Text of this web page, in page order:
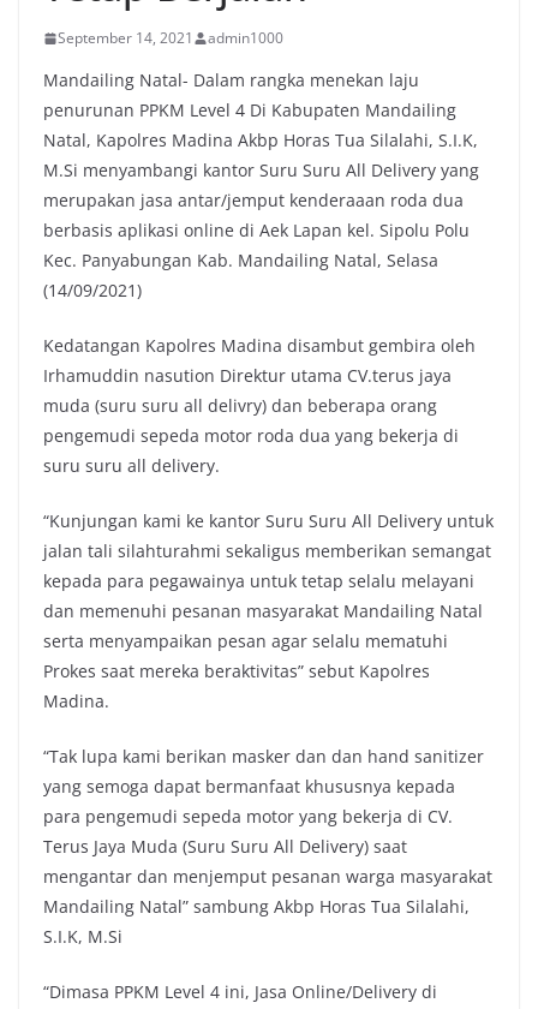
September 14, 2021 admin1000
Mandailing Natal- Dalam rangka menekan laju
penurunan PPKM Level 4 Di Kabupaten Mandailing
Natal, Kapolres Madina Akbp Horas Tua Silalahi, S.I.K,
M.Si menyambangi kantor Suru Suru All Delivery yang
merupakan jasa antar/jemput kenderaaan roda dua
berbasis aplikasi online di Aek Lapan kel. Sipolu Polu
Kec. Panyabungan Kab. Mandailing Natal, Selasa
(14/09/2021)
Kedatangan Kapolres Madina disambut gembira oleh
Irhamuddin nasution Direktur utama CV.terus jaya
muda (suru suru all delivry) dan beberapa orang
pengemudi sepeda motor roda dua yang bekerja di
suru suru all delivery.
“Kunjungan kami ke kantor Suru Suru All Delivery untuk
jalan tali silahturahmi sekaligus memberikan semangat
kepada para pegawainya untuk tetap selalu melayani
dan memenuhi pesanan masyarakat Mandailing Natal
serta menyampaikan pesan agar selalu mematuhi
Prokes saat mereka beraktivitas” sebut Kapolres
Madina.
“Tak lupa kami berikan masker dan dan hand sanitizer
yang semoga dapat bermanfaat khususnya kepada
para pengemudi sepeda motor yang bekerja di CV.
Terus Jaya Muda (Suru Suru All Delivery) saat
mengantar dan menjemput pesanan warga masyarakat
Mandailing Natal” sambung Akbp Horas Tua Silalahi,
S.I.K, M.Si
“Dimasa PPKM Level 4 ini, Jasa Online/Delivery di